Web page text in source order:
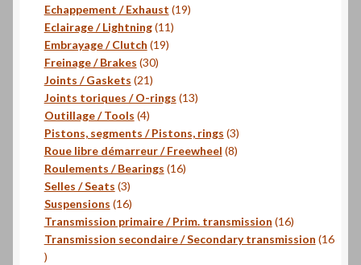
produits
Echappement / Exhaust 1919
Eclairage / Lightning 1111
Embrayage / Clutch 1919
Freinage / Brakes 3030
Joints / Gaskets 2121
produits
Joints toriques / O-rings 1313
Outillage / Tools 44
produits
Pistons, segments / Pistons, rings 33
produits
Roue libre démarreur / Freewheel 88
Roulements / Bearings 1616
Selles / Seats 33
produits
Suspensions 1616
produits
Transmission primaire / Prim. transmission 1616
produits
Transmission secondaire / Secondary transmission 16
16